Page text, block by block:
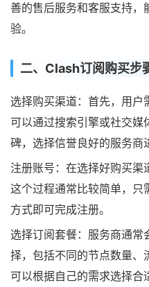
善的售后服务和客服支持，
验。
二、Clash订阅购买步
选择购买渠道：首先，用户
可以通过搜索引擎或社交媒
碑，选择信誉良好的服务商
注册账号：在选择好购买渠
这个过程通常比较简单，只
方式即可完成注册。
选择订阅套餐：服务商通
择，包括不同的节点数量、
可以根据自己的需求选择合